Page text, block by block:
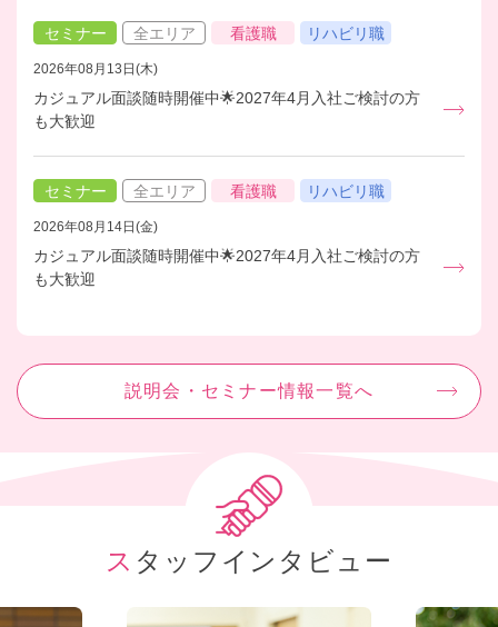
セミナー 全エリア 看護職 リハビリ職
2026年08月13日(木)
カジュアル面談随時開催中🌟2027年4月入社ご検討の方
も大歓迎
セミナー 全エリア 看護職 リハビリ職
2026年08月14日(金)
カジュアル面談随時開催中🌟2027年4月入社ご検討の方
も大歓迎
説明会・セミナー情報一覧へ
スタッフインタビュー